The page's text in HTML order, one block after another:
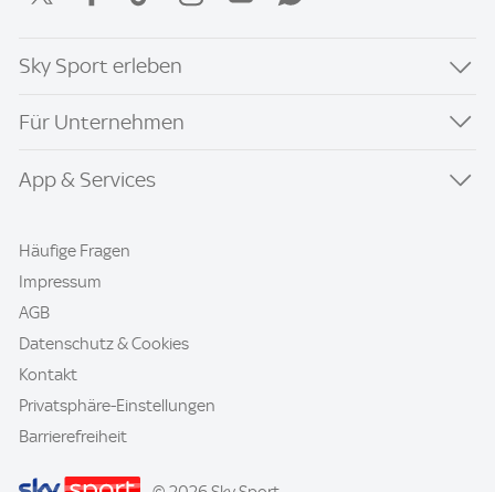
Sky Sport erleben
Für Unternehmen
App & Services
Häufige Fragen
Impressum
AGB
Datenschutz & Cookies
Kontakt
Privatsphäre-Einstellungen
Barrierefreiheit